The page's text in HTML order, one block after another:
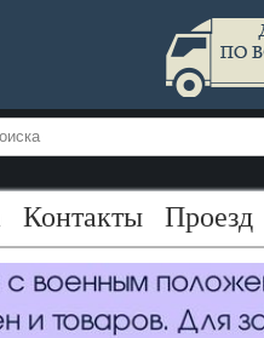
Контакты Проезд